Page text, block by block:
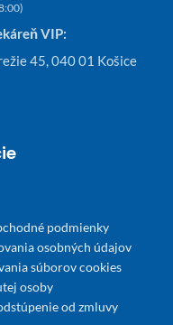
VIP:
45, 040 01 Košice
podmienky
osobných údajov
súborov cookies
osoby
od zmluvy